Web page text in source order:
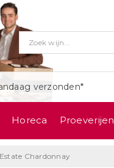
verzonden*
Horeca Proeverijen
Chardonnay